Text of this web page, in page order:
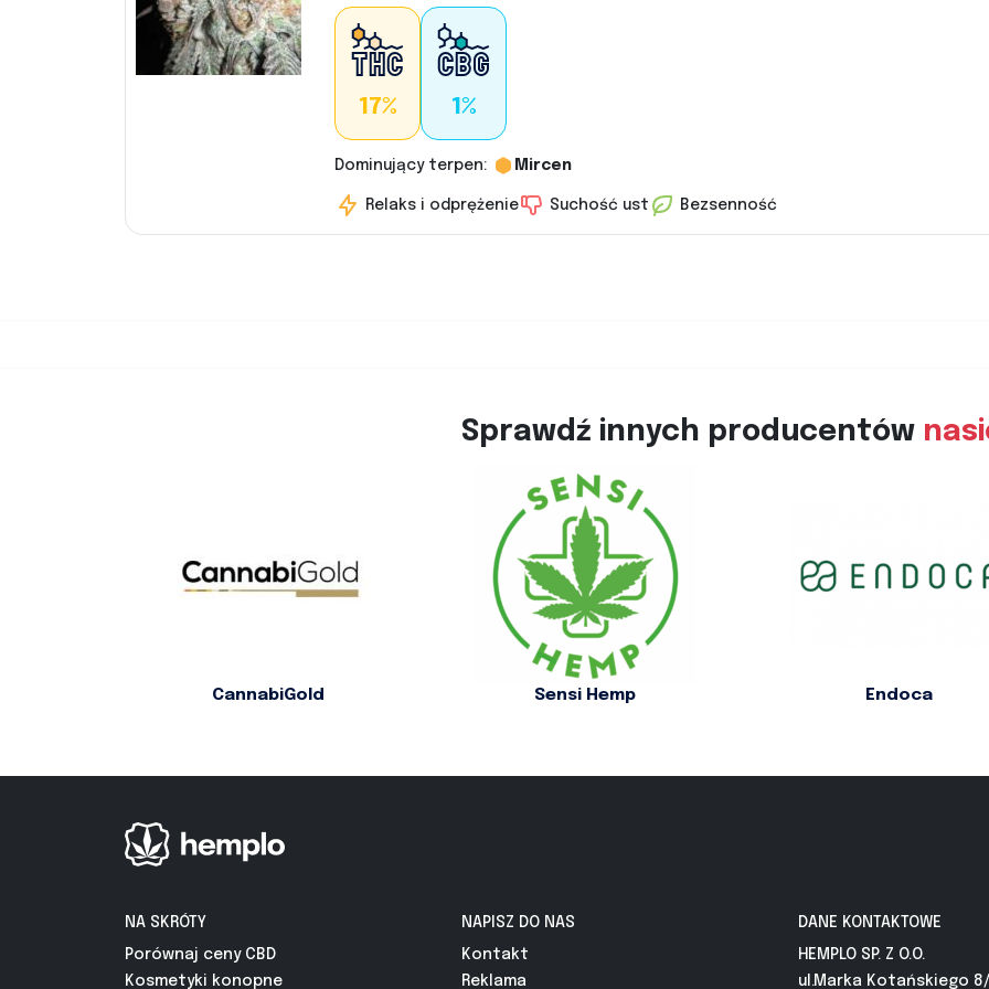
17% 1%
Dominujący terpen: Mircen
Relaks i odprężenie Suchość ust Bezsenność
Sprawdź innych producentów
CannabiGold Sensi Hemp Endoca
NA SKRÓTY
Porównaj ceny CBD
Kosmetyki konopne
NAPISZ DO NAS
Kontakt
Reklama
DANE KONTAKTOWE
HEMPLO SP. Z O.O.
ul.Marka Kotańskiego